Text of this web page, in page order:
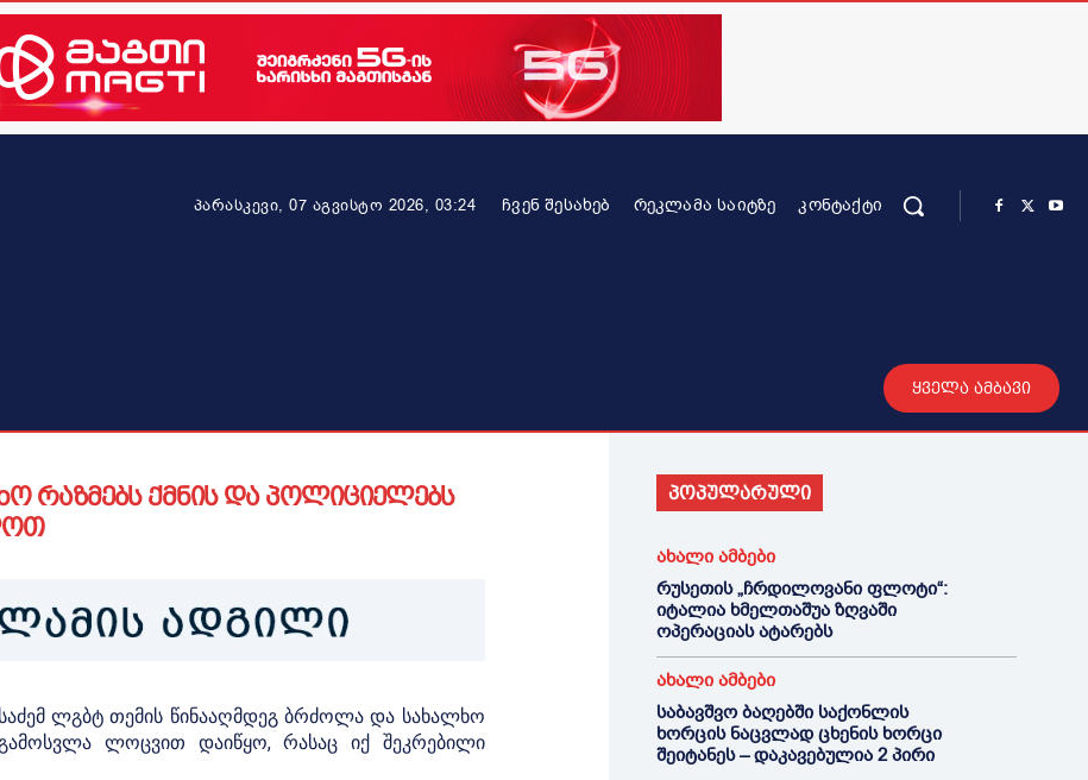
პარასკევი, 07 აგვისტო 2026, 03:24 ᲩᲕᲔᲜ ᲨᲔᲡᲐᲮᲔᲑ ᲠᲔᲙᲚᲐᲛᲐ ᲡᲐᲘᲢᲖᲔ ᲙᲝᲜᲢᲐᲥᲢᲘ
ყველა ამბავი
რაზმებს ქმნის და პოლიციელებს
ლგბტ თემის წინააღმდეგ ბრძოლა და სახალხო
გამოსვლა ლოცვით დაიწყო, რასაც იქ შეკრებილი
პოპულარული
ახალი ამბები
რუსეთის „ჩრდილოვანი ფლოტი“:
იტალია ხმელთაშუა ზღვაში
ოპერაციას ატარებს
ახალი ამბები
საბავშვო ბაღებში საქონლის
ხორცის ნაცვლად ცხენის ხორცი
შეიტანეს – დაკავებულია 2 პირი